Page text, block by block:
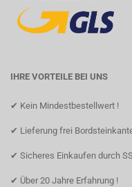
IHRE VORTEILE BEI UNS
✔ Kein Mindestbestellwert !
✔ Lieferung frei
✔ Sicheres Einkaufen durch
✔ Über 20 Jahre Erfahrung !